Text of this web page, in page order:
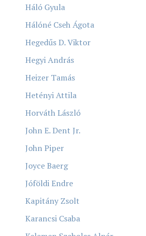
Háló Gyula
Hálóné Cseh Ágota
Hegedűs D. Viktor
Hegyi András
Heizer Tamás
Hetényi Attila
Horváth László
John E. Dent Jr.
John Piper
Joyce Baerg
Jóföldi Endre
Kapitány Zsolt
Karancsi Csaba